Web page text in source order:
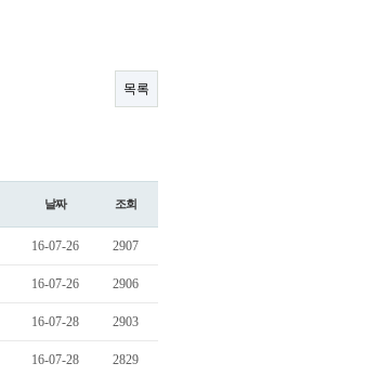
목록
날짜 조회
16-07-26 2907
16-07-26 2906
16-07-28 2903
16-07-28 2829